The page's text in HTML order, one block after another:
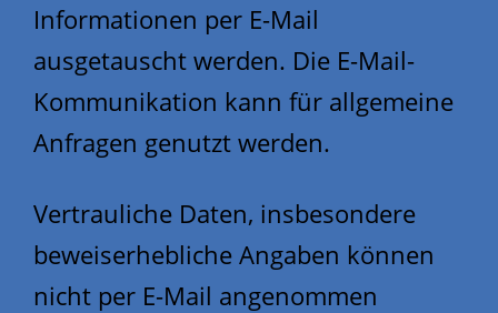
Informationen per E-Mail
ausgetauscht werden. Die E-Mail-
Kommunikation kann für allgemeine
Anfragen genutzt werden.
Vertrauliche Daten, insbesondere
beweiserhebliche Angaben können
nicht per E-Mail angenommen